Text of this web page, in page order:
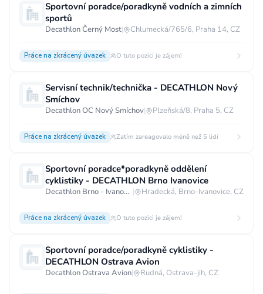
Sportovní poradce/poradkyně vodních a zimních
sportů
Decathlon Černý Most| Chlumecká/765/6, Praha 14, CZ
Práce na zkrácený úvazek O tuto pozici je zájem!
Servisní technik/technička - DECATHLON Nový
Smíchov
Decathlon OC Nový Smíchov| Plzeňská/8, Praha 5, CZ
Práce na zkrácený úvazek Zatím zareagovalo méně než 5 lidí
Sportovní poradce*poradkyně oddělení
cyklistiky - DECATHLON Brno Ivanovice
Decathlon Brno - Ivanovice | Hradecká, Brno-Ivanovice, CZ
Práce na zkrácený úvazek O tuto pozici je zájem!
Sportovní poradce/poradkyně cyklistiky -
DECATHLON Ostrava Avion
Decathlon Ostrava Avion| Rudná, Ostrava-jih, CZ